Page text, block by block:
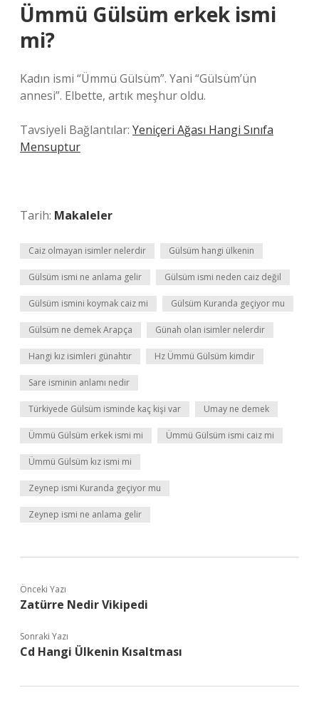
Ümmü Gülsüm erkek ismi
mi?
Kadın ismi “Ümmü Gülsüm”. Yani “Gülsüm’ün
annesi”. Elbette, artık meşhur oldu.
Tavsiyeli Bağlantılar: Yeniçeri Ağası Hangi Sınıfa
Mensuptur
Tarih: Makaleler
Caiz olmayan isimler nelerdir Gülsüm hangi ülkenin
Gülsüm ismi ne anlama gelir Gülsüm ismi neden caiz değil
Gülsüm ismini koymak caiz mi Gülsüm Kuranda geçiyor mu
Gülsüm ne demek Arapça Günah olan isimler nelerdir
Hangi kız isimleri günahtır Hz Ümmü Gülsüm kimdir
Sare isminin anlamı nedir
Türkiyede Gülsüm isminde kaç kişi var Umay ne demek
Ümmü Gülsüm erkek ismi mi Ümmü Gülsüm ismi caiz mi
Ümmü Gülsüm kız ismi mi
Zeynep ismi Kuranda geçiyor mu
Zeynep ismi ne anlama gelir
Önceki Yazı
Zatürre Nedir Vikipedi
Sonraki Yazı
Cd Hangi Ülkenin Kısaltması